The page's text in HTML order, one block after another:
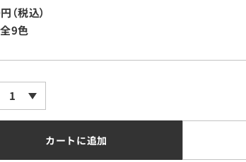
（税込）
全9色
1
カートに追加